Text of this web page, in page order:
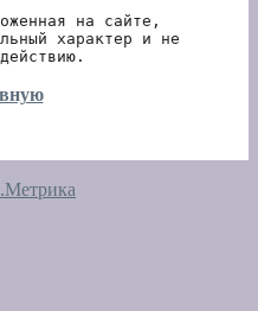
на сайте,
характер и не